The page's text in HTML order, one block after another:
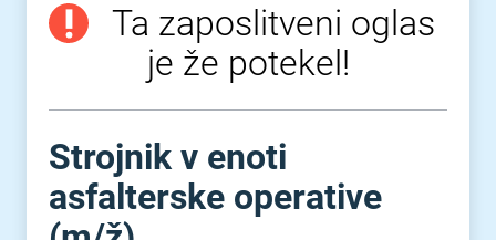
Ta zaposlitveni oglas
je že potekel!
Strojnik v enoti
asfalterske operative